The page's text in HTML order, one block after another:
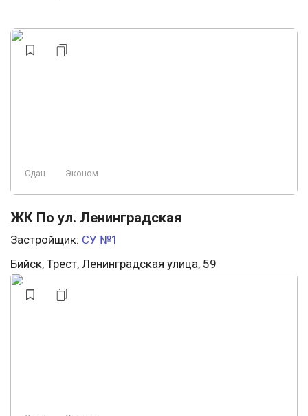
Сдан Эконом
ЖК По ул. Ленинградская
Застройщик: СУ №1
Бийск, Трест, Ленинградская улица, 59